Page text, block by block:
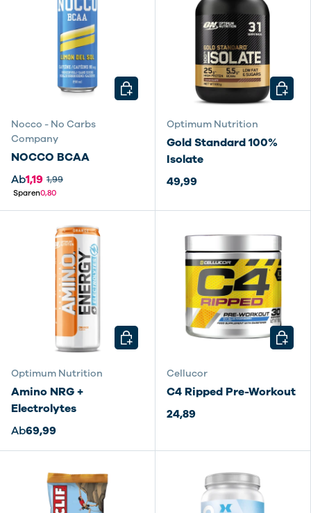
Nocco - No Carbs
Company
NOCCO BCAA
Ab1,19 1,99
Sparen0,80
OPTIONEN AUSWÄHLEN
Optimum Nutrition
Gold Standard 100%
Isolate
49,99
Optimum Nutrition
Amino NRG +
Electrolytes
Ab69,99
OPTIONEN AUSWÄHLEN
Cellucor
C4 Ripped Pre-Workout
24,89